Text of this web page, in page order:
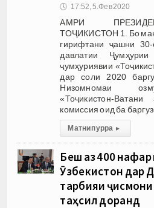
🕔 17:52, 5.Фев 2020
АМРИ
ТОҶИКИСТОН 1. Бо
гирифтани ҷашни 30-
давлатии
ҷумҳуриявии
дар соли 2020
Низомномаи
«Тоҷикистон-
комиссия оид ба
Матни пурра ▸
Беш аз 400
Ӯзбекистон дар
тарбияи
таҳсил доранд